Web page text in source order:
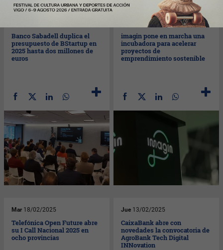
Banco Sabadell duplica el
presupuesto de BStartup en
2025 hasta dos millones de
euros
18/02/2025
imagin pone en marcha una
incubadora para acelerar
proyectos de
emprendimiento sostenible
Mar 18/02/2025
Telefónica Open Future abre
su I Call Nacional 2025 en
ocho provincias
Jue 13/02/2025
CaixaBank abre con
novedades la convocatoria de
AgroBank Tech Digital
INNovation